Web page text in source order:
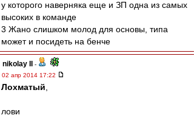
у которого наверняка еще и ЗП одна из самых
высоких в команде
3 Жано слишком молод для основы, типа
может и посидеть на бенче
nikolay II
-
02 апр 2014 17:22
Лохматый
лови